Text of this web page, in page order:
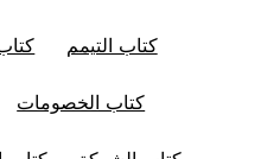
كتاب التيمم
كتاب الخصومات